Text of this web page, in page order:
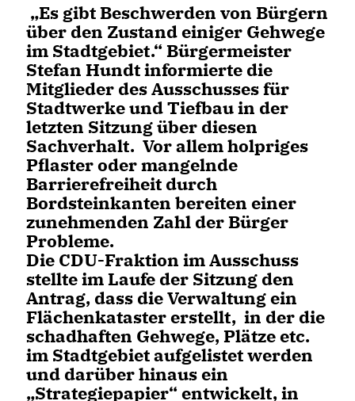
Es gibt Beschwerden von Bürgern
über den Zustand einiger Gehwege
im Stadtgebiet.“ Bürgermeister
Stefan Hundt informierte die
Mitglieder des Ausschusses für
Stadtwerke und Tiefbau in der
letzten Sitzung über diesen
Sachverhalt. Vor allem holpriges
Pflaster oder mangelnde
Barrierefreiheit durch
Bordsteinkanten bereiten einer
zunehmenden Zahl der Bürger
Probleme.
Die CDU-Fraktion im Ausschuss
stellte im Laufe der Sitzung den
Antrag, dass die Verwaltung ein
Flächenkataster erstellt, in der die
schadhaften Gehwege, Plätze etc.
im Stadtgebiet aufgelistet werden
und darüber hinaus ein
Strategiepapier“ entwickelt, in